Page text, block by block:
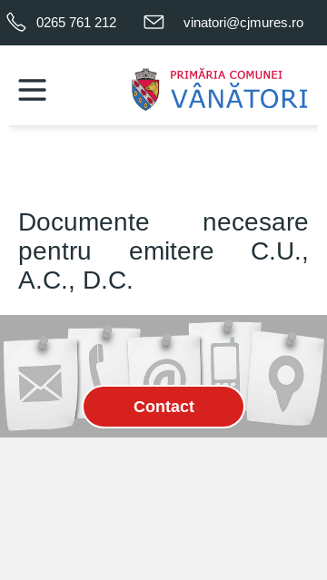
0265 761 212 vinatori@cjmures.ro
Documente necesare
pentru emitere C.U.,
A.C., D.C.